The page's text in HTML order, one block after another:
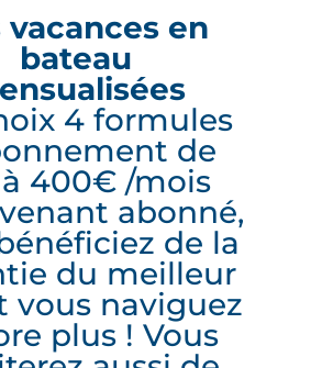
vacances en
bateau
4 formules
de
à 400€ /​mois
abonné,
de la
du meilleur
vous naviguez
plus ! Vous